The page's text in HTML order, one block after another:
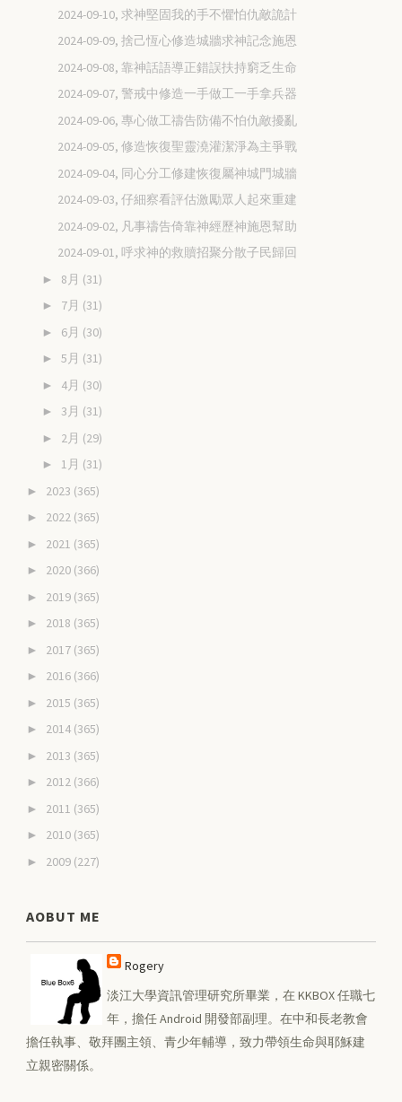
2024-09-10, 求神堅固我的手不懼怕仇敵詭計
2024-09-09, 捨己恆心修造城牆求神記念施恩
2024-09-08, 靠神話語導正錯誤扶持窮乏生命
2024-09-07, 警戒中修造一手做工一手拿兵器
2024-09-06, 專心做工禱告防備不怕仇敵擾亂
2024-09-05, 修造恢復聖靈澆灌潔淨為主爭戰
2024-09-04, 同心分工修建恢復屬神城門城牆
2024-09-03, 仔細察看評估激勵眾人起來重建
2024-09-02, 凡事禱告倚靠神經歷神施恩幫助
2024-09-01, 呼求神的救贖招聚分散子民歸回
► 8月 (31)
► 7月 (31)
► 6月 (30)
► 5月 (31)
► 4月 (30)
► 3月 (31)
► 2月 (29)
► 1月 (31)
► 2023 (365)
► 2022 (365)
► 2021 (365)
► 2020 (366)
► 2019 (365)
► 2018 (365)
► 2017 (365)
► 2016 (366)
► 2015 (365)
► 2014 (365)
► 2013 (365)
► 2012 (366)
► 2011 (365)
► 2010 (365)
► 2009 (227)
AOBUT ME
Rogery
淡江大學資訊管理研究所畢業，在 KKBOX 任職七
年，擔任 Android 開發部副理。在中和長老教會
擔任執事、敬拜團主領、青少年輔導，致力帶領生命與耶穌建
立親密關係。